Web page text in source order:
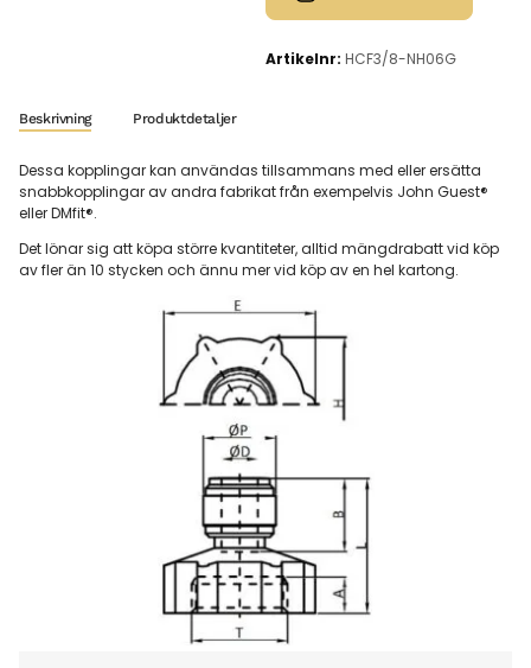
Artikelnr: HCF3/8-NH06G
Beskrivning Produktdetaljer
Dessa kopplingar kan användas tillsammans med eller ersätta
snabbkopplingar av andra fabrikat från exempelvis John Guest®
eller DMfit®.
Det lönar sig att köpa större kvantiteter, alltid mängdrabatt vid köp
av fler än 10 stycken och ännu mer vid köp av en hel kartong.